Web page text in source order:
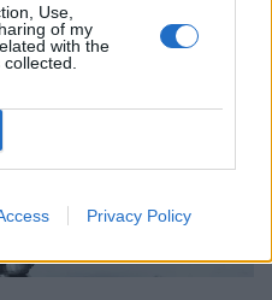
Use,
of my
with the
Privacy Policy